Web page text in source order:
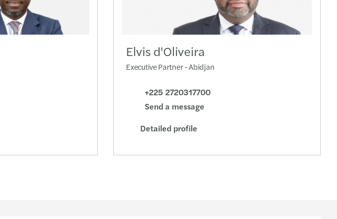
Elvis d'Oliveira
Executive Partner - Abidjan
+225 2720317700
Send a message
Detailed profile